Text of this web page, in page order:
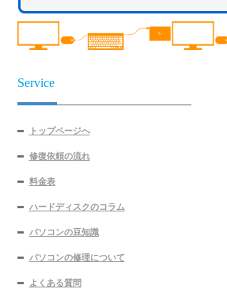
Service
トップページへ
修復依頼の流れ
料金表
ハードディスクのコラム
パソコンの豆知識
パソコンの修理について
よくある質問